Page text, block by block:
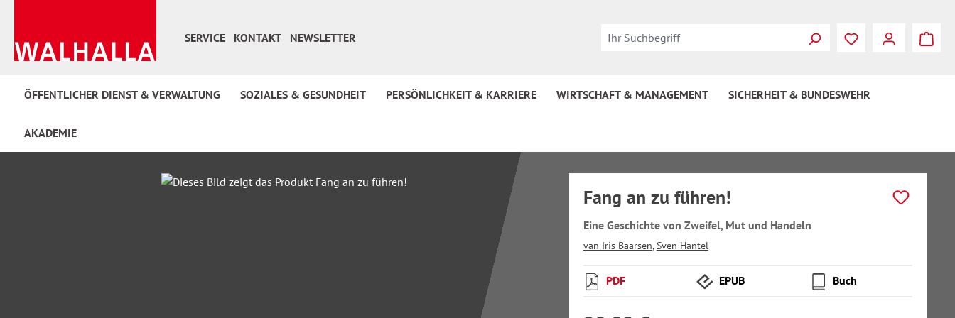
SERVICE
KONTAKT NEWSLETTER
ÖFFENTLICHER DIENST & VERWALTUNG SOZIALES & GESUNDHEIT PERSÖNLICHKEIT & KARRIERE WIRTSCHAFT & MANAGEMENT SICHERHEIT & BUNDESWEHR
AKADEMIE
Fang an zu führen!
Eine Geschichte von Zweifel, Mut und Handeln
van Iris Baarsen,Sven Hantel
PDF EPUB Buch